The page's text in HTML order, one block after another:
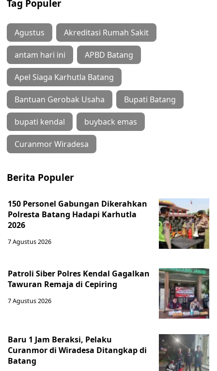
Tag Populer
Agustus Akreditasi Rumah Sakit
antam hari ini APBD Batang
Apel Siaga Karhutla Batang
Bantuan Gerobak Usaha Bupati Batang
bupati kendal buyback emas
Curanmor Wiradesa
Berita Populer
150 Personel Gabungan Dikerahkan
Polresta Batang Hadapi Karhutla
2026
7 Agustus 2026
Patroli Siber Polres Kendal Gagalkan
Tawuran Remaja di Cepiring
7 Agustus 2026
Baru 1 Jam Beraksi, Pelaku
Curanmor di Wiradesa Ditangkap di
Batang